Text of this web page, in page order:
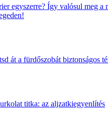
egyszerre? Így valósul meg a
át a fürdőszobát biztonságos
titka: az aljzatkiegyenlítés